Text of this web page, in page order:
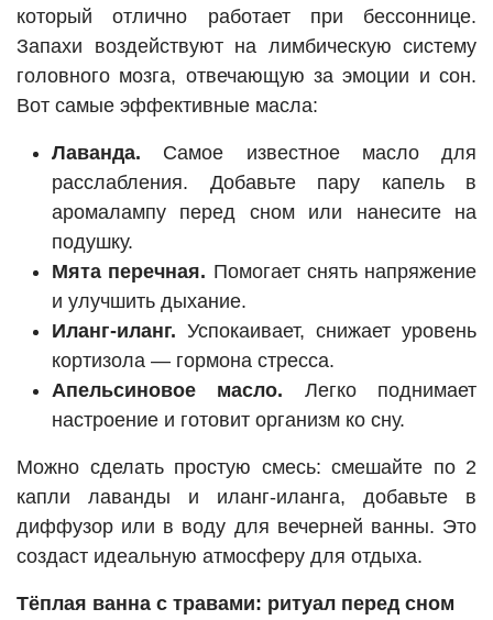
который отлично работает при бессоннице.
Запахи воздействуют на лимбическую систему
головного мозга, отвечающую за эмоции и сон.
Вот самые эффективные масла:
Лаванда. Самое известное масло для
расслабления. Добавьте пару капель в
аромалампу перед сном или нанесите на
подушку.
Мята перечная. Помогает снять напряжение
и улучшить дыхание.
Иланг-иланг. Успокаивает, снижает уровень
кортизола — гормона стресса.
Апельсиновое масло. Легко поднимает
настроение и готовит организм ко сну.
Можно сделать простую смесь: смешайте по 2
капли лаванды и иланг-иланга, добавьте в
диффузор или в воду для вечерней ванны. Это
создаст идеальную атмосферу для отдыха.
Тёплая ванна с травами: ритуал перед сном